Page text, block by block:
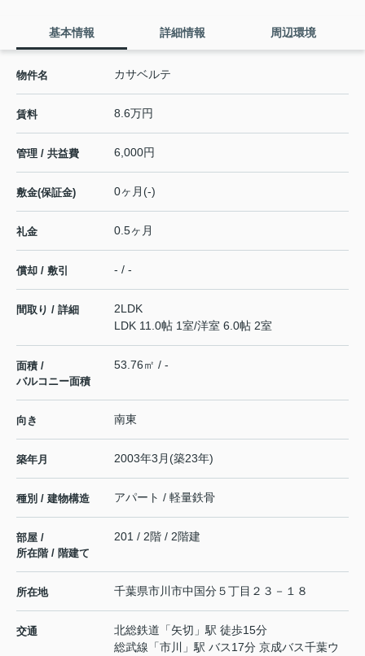
基本情報 詳細情報 周辺環境
物件名 カサベルテ
賃料 8.6万円
管理 / 共益費 6,000円
敷金(保証金) 0ヶ月(-)
礼金 0.5ヶ月
償却 / 敷引 - / -
間取り / 詳細
2LDK
LDK 11.0帖 1室/洋室 6.0帖 2室
面積 /
バルコニー面積
53.76㎡ / -
向き 南東
築年月 2003年3月(築23年)
種別 / 建物構造 アパート / 軽量鉄骨
部屋 /
所在階 / 階建て
201 / 2階 / 2階建
所在地 千葉県市川市中国分５丁目２３－１８
交通 北総鉄道 「矢切 」駅 徒歩15分
総武線 「市川
」駅 バス17分 京成バス千葉ウ